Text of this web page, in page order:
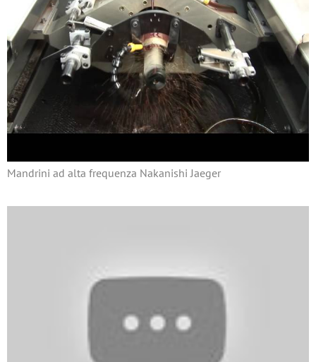
Mandrini ad alta frequenza Nakanishi Jaeger